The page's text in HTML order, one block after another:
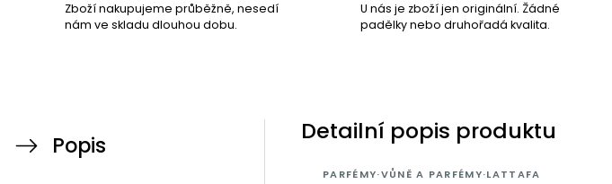
Zboží nakupujeme průběžně, nesedí
nám ve skladu dlouhou dobu.
U nás je zboží jen originální. Žádné
padělky nebo druhořadá kvalita.
Popis
Detailní popis produktu
PARFÉMY·VŮNĚ A PARFÉMY·LATTAFA